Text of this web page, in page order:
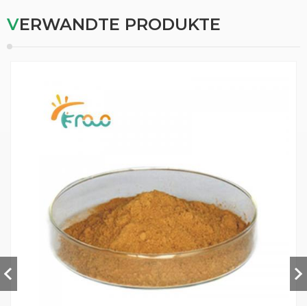
VERWANDTE PRODUKTE